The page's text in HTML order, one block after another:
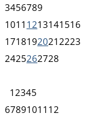
3456789
1011 1213141516
1718192021 2223
2425262728
1 2345
67891011 12